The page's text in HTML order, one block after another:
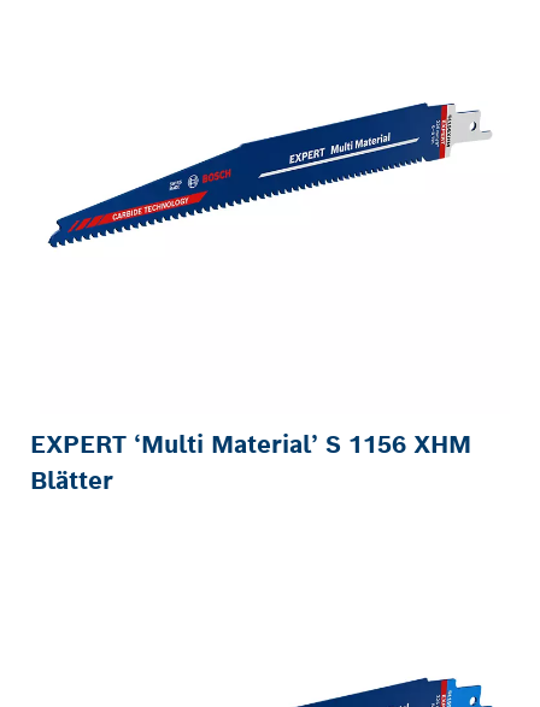
EXPERT ‘Multi Material’ S 1156 XHM
Blätter